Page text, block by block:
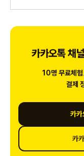
카카오톡 채
10명 무료체험
결제
카카
카